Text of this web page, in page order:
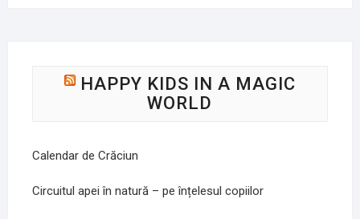
HAPPY KIDS IN A MAGIC
WORLD
Calendar de Crăciun
Circuitul apei în natură – pe înțelesul copiilor